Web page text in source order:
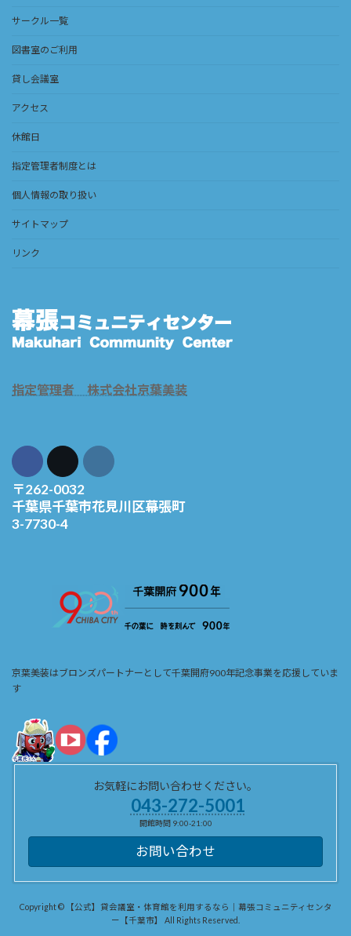
サークル一覧
図書室のご利用
貸し会議室
アクセス
休館日
指定管理者制度とは
個人情報の取り扱い
サイトマップ
リンク
指定管理者 株式会社京葉美装
〒262-0032
千葉県千葉市花見川区幕張町
3-7730-4
京葉美装はブロンズパートナーとして千葉開府900年記念事業を応援していま
す
お気軽にお問い合わせください。
043-272-5001
開館時間 9:00-21:00
お問い合わせ
Copyright © 【公式】貸会議室・体育館を利用するなら｜幕張コミュニティセンタ
ー【千葉市】 All Rights Reserved.